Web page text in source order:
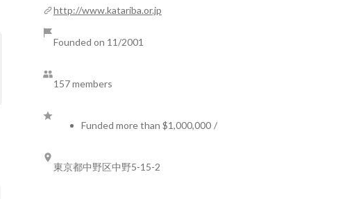
http://www.katariba.or.jp
Founded on 11/2001
157 members
Funded more than $1,000,000 /
東京都中野区中野5-15-2